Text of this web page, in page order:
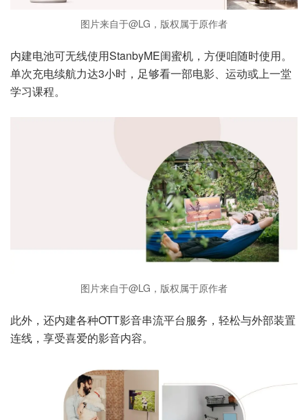
图片来自于@LG，版权属于原作者
内建电池可无线使用StanbyME闺蜜机，方便咱随时使用。
单次充电续航力达3小时，足够看一部电影、运动或上一堂
学习课程。
图片来自于@LG，版权属于原作者
此外，还内建各种OTT影音串流平台服务，轻松与外部装置
连线，享受喜爱的影音内容。